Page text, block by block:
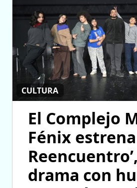
CULTURA
El Complejo
Fénix estrena
drama con